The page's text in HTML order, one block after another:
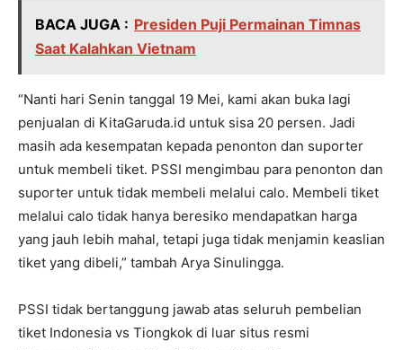
BACA JUGA : Presiden Puji Permainan Timnas
Saat Kalahkan Vietnam
“Nanti hari Senin tanggal 19 Mei, kami akan buka lagi
penjualan di KitaGaruda.id untuk sisa 20 persen. Jadi
masih ada kesempatan kepada penonton dan suporter
untuk membeli tiket. PSSI mengimbau para penonton dan
suporter untuk tidak membeli melalui calo. Membeli tiket
melalui calo tidak hanya beresiko mendapatkan harga
yang jauh lebih mahal, tetapi juga tidak menjamin keaslian
tiket yang dibeli,” tambah Arya Sinulingga.
PSSI tidak bertanggung jawab atas seluruh pembelian
tiket Indonesia vs Tiongkok di luar situs resmi